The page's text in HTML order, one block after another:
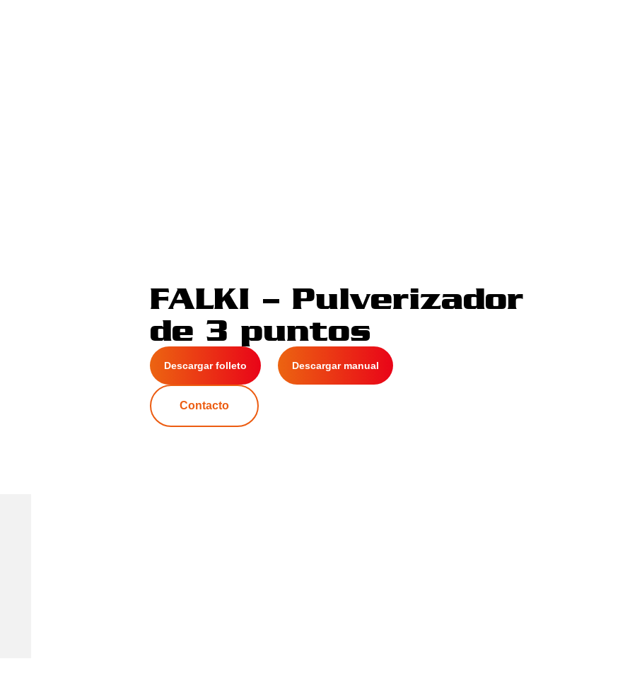
FALKI – Pulverizador
de 3 puntos
Descargar folleto Descargar manual
Contacto